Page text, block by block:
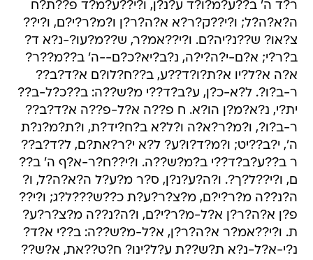
ר?ד ה' ב??ע?מ?ו?ד ע?נ?ן, ו?י??ע?מ?ד פ??ת?ח
ה?א?ה?ל; ו?י??ק?ר?א א?ה?ר?ן ו?מ?ר?י?ם, ו?י??
צ?או? ש??נ?יה?ם. ו?י??אמ?ר, ש??מ?עו?-נ?א ד?
ב?ר?י; א?ם-י?ה?י?ה, נ?ב?יא?כ?ם--ה' ב??מ??ר?
א?ה א?ל?יו א?ת?ו?ד??ע, ב??ח?לו?ם א?ד?ב??
ר-ב?ו?. ל?א-כ?ן, ע?ב?ד??י מ?ש??ה: ב??כ?ל-ב??
ית?י, נ?א?מ?ן הו?א. ח פ??ה א?ל-פ??ה א?ד?ב??
ר-ב?ו?, ו?מ?ר?א?ה ו?ל?א ב?ח?יד?ת, ו?ת?מ?נ?ת
ה', י?ב??יט; ו?מ?ד?ו?ע? ל?א י?ר?את?ם, ל?ד?ב??
ר ב??ע?ב?ד??י ב?מ?ש??ה. ו?י??ח?ר-א?ף ה' ב??
ם, ו?י??ל?ך?. ו?ה?ע?נ?ן, ס?ר מ?ע?ל ה?א?ה?ל, ו?
ה?נ??ה מ?ר?י?ם, מ?צ?ר?ע?ת כ??ש???ל?ג; ו?י??
פ?ן א?ה?ר?ן א?ל-מ?ר?י?ם, ו?ה?נ??ה מ?צ?ר?ע?
ת. ו?י??אמ?ר א?ה?ר?ן, א?ל-מ?ש??ה: ב??י א?ד?
נ?י-א?ל-נ?א ת?ש??ת ע?ל?ינו? ח?ט??את, א?ש??